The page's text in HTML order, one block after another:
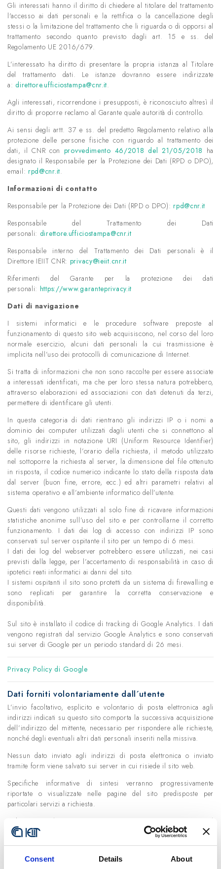
Consent Details About
Gli interessati hanno il diritto di chiedere al titolare del trattamento
l'accesso ai dati personali e la rettifica o la cancellazione degli
stessi o la limitazione del trattamento che li riguarda o di opporsi al
trattamento secondo quanto previsto dagli art. 15 e ss. del
Regolamento UE 2016/679.
L’interessato ha diritto di presentare la propria istanza al Titolare
del trattamento dati. Le istanze dovranno essere indirizzate
a:direttore.ufficiostampa@cnr.it.
Agli interessati, ricorrendone i presupposti, è riconosciuto altresì il
diritto di proporre reclamo al Garante quale autorità di controllo.
Ai sensi degli artt. 37 e ss. del predetto Regolamento relativo alla
protezione delle persone fisiche con riguardo al trattamento dei
dati, il CNR con provvedimento 46/2018 del 21/05/2018 ha
designato il Responsabile per la Protezione dei Dati (RPD o DPO),
email: rpd@cnr.it.
Informazioni di contatto
Responsabile per la Protezione dei Dati (RPD o DPO):rpd@cnr.it
Responsabile del Trattamento dei Dati
personali: direttore.ufficiostampa@cnr.it
Responsabile interno del Trattamento dei Dati personali è il
Direttore IEIIT CNR: privacy@ieiit.cnr.it
Riferimenti del Garante per la protezione dei dati
personali: https://www.garanteprivacy.it
Dati di navigazione
I sistemi informatici e le procedure software preposte al
funzionamento di questo sito web acquisiscono, nel corso del loro
normale esercizio, alcuni dati personali la cui trasmissione è
implicita nell’uso dei protocolli di comunicazione di Internet.
Si tratta di informazioni che non sono raccolte per essere associate
a interessati identificati, ma che per loro stessa natura potrebbero,
attraverso elaborazioni ed associazioni con dati detenuti da terzi,
permettere di identificare gli utenti.
In questa categoria di dati rientrano gli indirizzi IP o i nomi a
dominio dei computer utilizzati dagli utenti che si connettono al
sito, gli indirizzi in notazione URI (Uniform Resource Identifier)
delle risorse richieste, l’orario della richiesta, il metodo utilizzato
nel sottoporre la richiesta al server, la dimensione del file ottenuto
in risposta, il codice numerico indicante lo stato della risposta data
dal server (buon fine, errore, ecc.) ed altri parametri relativi al
sistema operativo e all’ambiente informatico dell’utente.
Questi dati vengono utilizzati al solo fine di ricavare informazioni
statistiche anonime sull’uso del sito e per controllarne il corretto
funzionamento. I dati dei log di accesso con indirizzi IP sono
conservati sul server ospitante il sito per un tempo di 6 mesi.
I dati dei log del webserver potrebbero essere utilizzati, nei casi
previsti dalla legge, per l’accertamento di responsabilità in caso di
ipotetici reati informatici ai danni del sito.
I sistemi ospitanti il sito sono protetti da un sistema di firewalling e
sono replicati per garantire la corretta conservazione e
disponibilità.
Sul sito è installato il codice di tracking di Google Analytics. I dati
vengono registrati dal servizio Google Analytics e sono conservati
sui server di Google per un periodo standard di 26 mesi.
Privacy Policy di Google
Dati forniti volontariamente dall´utente
L’invio facoltativo, esplicito e volontario di posta elettronica agli
indirizzi indicati su questo sito comporta la successiva acquisizione
dell’indirizzo del mittente, necessario per rispondere alle richieste,
nonché degli eventuali altri dati personali inseriti nella missiva.
Nessun dato inviato agli indirizzi di posta elettronica o inviato
tramite form viene salvato sui server in cui risiede il sito web.
Specifiche informative di sintesi verranno progressivamente
riportate o visualizzate nelle pagine del sito predisposte per
particolari servizi a richiesta.
I dati personali sono trattati con strumenti automatizzati per il
tempo strettamente necessario a conseguire gli scopi per cui sono
non autorizzati.